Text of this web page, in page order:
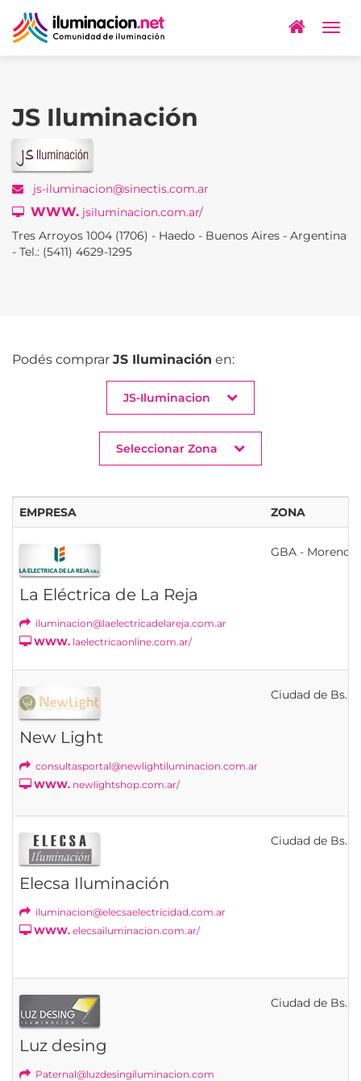
JS Iluminación
js-iluminacion@sinectis.com.ar
WWW. jsiluminacion.com.ar/
Tres Arroyos 1004 (1706) - Haedo - Buenos Aires - Argentina
- Tel.: (5411) 4629-1295
Podés comprar JS Iluminación en:
JS-Iluminacion
Seleccionar Zona
EMPRESA ZONA
La Eléctrica de La Reja
iluminacion@laelectricadelareja.com.ar
WWW. laelectricaonline.com.ar/
GBA - Moreno
New Light
consultasportal@newlightiluminacion.com.ar
WWW. newlightshop.com.ar/
Ciudad de Bs.
Elecsa Iluminación
iluminacion@elecsaelectricidad.com.ar
WWW. elecsailuminacion.com.ar/
Ciudad de Bs.
Luz desing
Paternal@luzdesingiluminacion.com
Ciudad de Bs.